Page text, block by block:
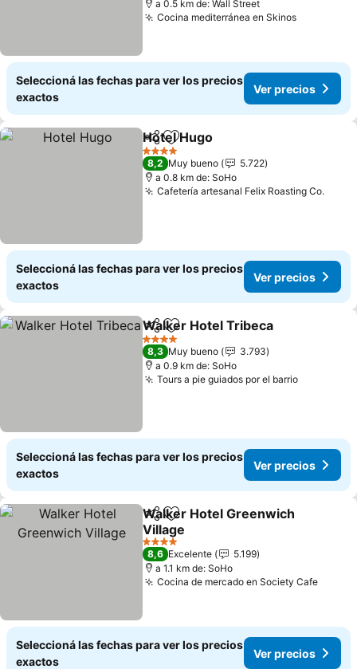
a 0.5 km de: Wall Street
Cocina mediterránea en SkinosVer
Seleccioná las fechas para ver los precios
exactos
Ver precios
CompartirAñadir a favoritos
Hotel Hugo
4 Estrellas
8,2 Muy bueno
5.722
a 0.8 km de: SoHo
Cafetería artesanal Felix Roasting Co.Ver
Seleccioná las fechas para ver los precios
exactos
Ver precios
CompartirAñadir a favoritos
Walker Hotel Tribeca
4 Estrellas
8,3 Muy bueno
3.793
a 0.9 km de: SoHo
Tours a pie guiados por el barrioVer
Seleccioná las fechas para ver los precios
exactos
Ver precios
CompartirAñadir a favoritos
Walker Hotel Greenwich
Village
Ver precios
4 Estrellas
8,6 Excelente
5.199
a 1.1 km de: SoHo
Cocina de mercado en Society CafeVer
Seleccioná las fechas para ver los precios
exactos
Ver precios